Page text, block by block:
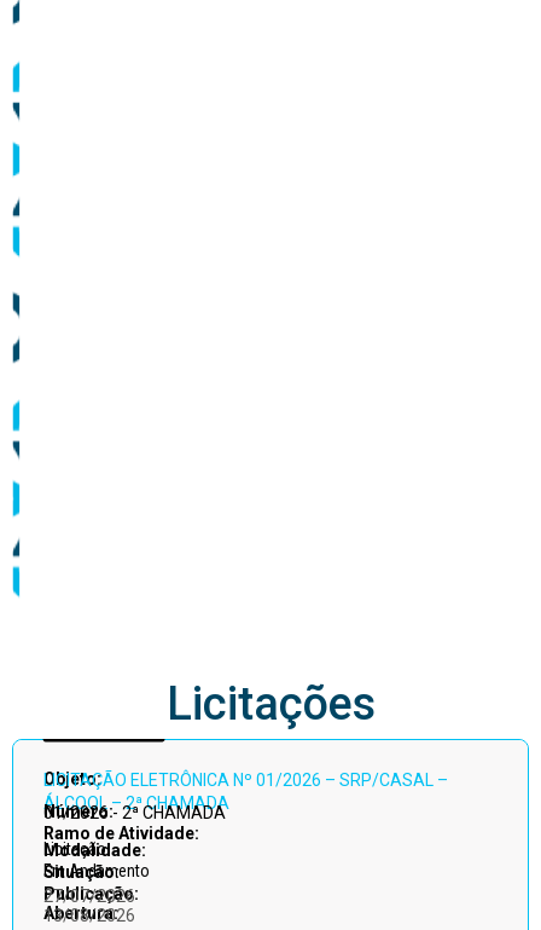
Acessar
todos
Licitações
Objeto:
LICITAÇÃO ELETRÔNICA Nº 01/2026 – SRP/CASAL –
ÁLCOOL – 2ª CHAMADA
Número:
01/2026 - 2ª CHAMADA
Ramo de Atividade:
Modalidade:
Licitação
Situação:
Em Andamento
Publicação:
27/07/2026
Abertura:
13/08/2026